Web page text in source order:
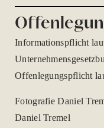
Informationspflicht
Offenlegungspflicht
Fotografie Daniel
Daniel Tremel